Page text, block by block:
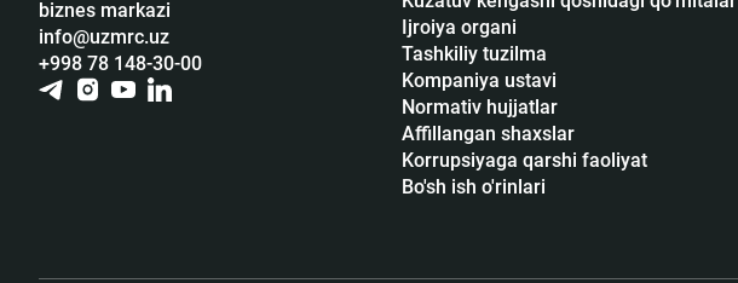
biznes markazi
info@uzmrc.uz
+998 78 148-30-00
Ijroiya organi
Tashkiliy tuzilma
Kompaniya ustavi
Normativ hujjatlar
Affillangan shaxslar
Korrupsiyaga qarshi faoliyat
Bo'sh ish o'rinlari